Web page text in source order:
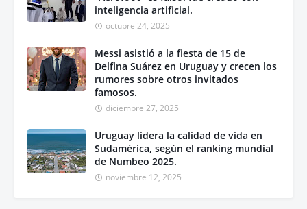
inteligencia artificial.
octubre 24, 2025
Messi asistió a la fiesta de 15 de
Delfina Suárez en Uruguay y crecen los
rumores sobre otros invitados
famosos.
diciembre 27, 2025
Uruguay lidera la calidad de vida en
Sudamérica, según el ranking mundial
de Numbeo 2025.
noviembre 12, 2025